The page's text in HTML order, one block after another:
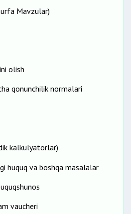
Mavzular)
olish
qonunchilik normalari
kalkulyatorlar)
huquq va boshqa masalalar
vaucheri